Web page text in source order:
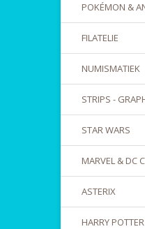
POKÉMON &
FILATELIE
NUMISMATIEK
STRIPS -
STAR WARS
MARVEL & DC
ASTERIX
HARRY POTTER